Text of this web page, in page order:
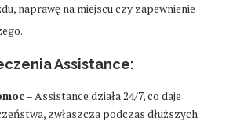
naprawę na miejscu czy zapewnienie
Assistance:
– Assistance działa 24/7, co daje
zwłaszcza podczas dłuższych